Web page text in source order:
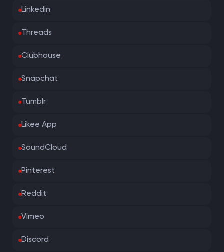
Linkedin
Threads
Clubhouse
Snapchat
Tumblr
Likee App
SoundCloud
Pinterest
Reddit
Vimeo
Discord